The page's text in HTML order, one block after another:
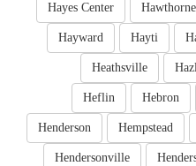
Hawthorne
Hayes Center
Hayti
Hayward
Heathsville
Hebron
Heflin
Hempstead
Henderson
Hendersonville